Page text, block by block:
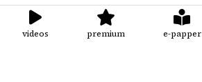
videos premium e-papper